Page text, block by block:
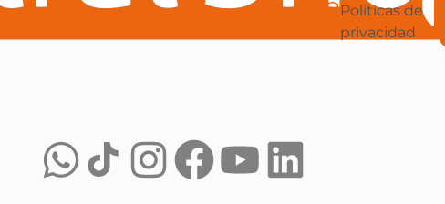
Politicas de
privacidad